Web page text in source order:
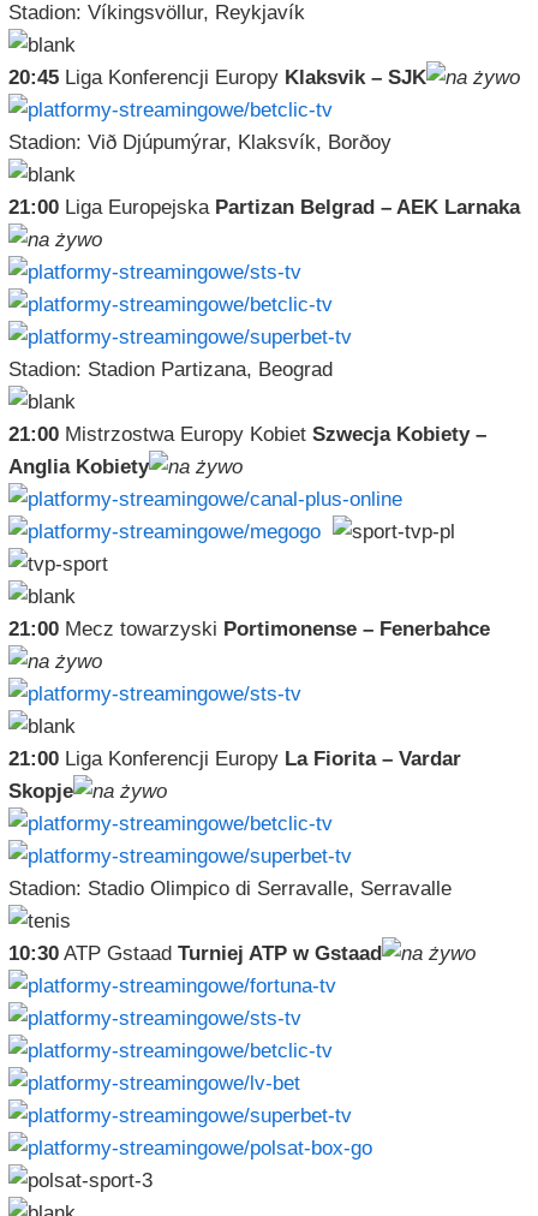
Stadion: Víkingsvöllur, Reykjavík
20:45Liga Konferencji Europy Klaksvik – SJK
Stadion: Við Djúpumýrar, Klaksvík, Borðoy
21:00Liga Europejska Partizan Belgrad – AEK Larnaka
Stadion: Stadion Partizana, Beograd
21:00Mistrzostwa Europy Kobiet Szwecja Kobiety –
Anglia Kobiety
21:00Mecz towarzyski Portimonense – Fenerbahce
21:00Liga Konferencji Europy La Fiorita – Vardar
Skopje
Stadion: Stadio Olimpico di Serravalle, Serravalle
10:30ATP Gstaad Turniej ATP w Gstaad